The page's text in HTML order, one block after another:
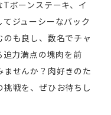
ボーンステーキ、イ
ジューシーなバック
も良し、数名でチャ
迫力満点の塊肉を前
せんか？肉好きのた
戦を、ぜひお待ちし